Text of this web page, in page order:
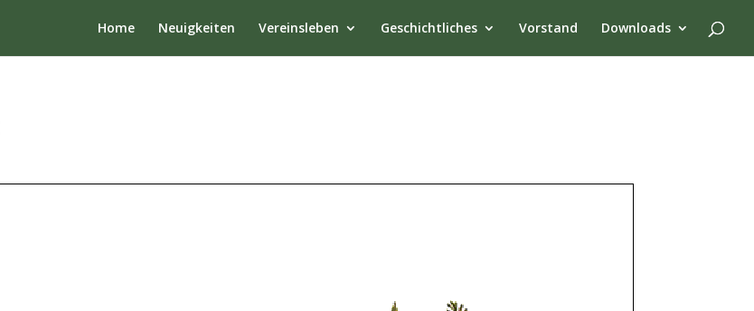
Home Neuigkeiten Vereinsleben Geschichtliches Vorstand Downloads